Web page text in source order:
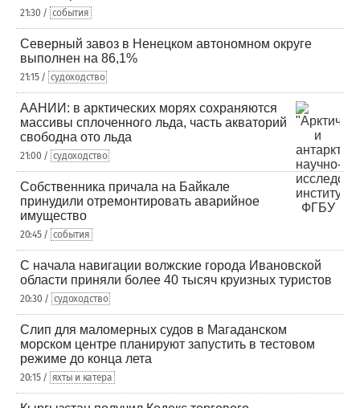
21:30 / события
Северный завоз в Ненецком автономном округе
выполнен на 86,1%
21:15 / судоходство
ААНИИ: в арктических морях сохраняются
массивы сплоченного льда, часть акваторий
свободна ото льда
21:00 / судоходство
Собственника причала на Байкале
принудили отремонтировать аварийное
имущество
20:45 / события
С начала навигации волжские города Ивановской
области приняли более 40 тысяч круизных туристов
20:30 / судоходство
Слип для маломерных судов в Магаданском
морском центре планируют запустить в тестовом
режиме до конца лета
20:15 / яхты и катера